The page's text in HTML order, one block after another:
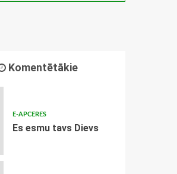
Komentētākie
E-APCERES
Es esmu tavs Dievs